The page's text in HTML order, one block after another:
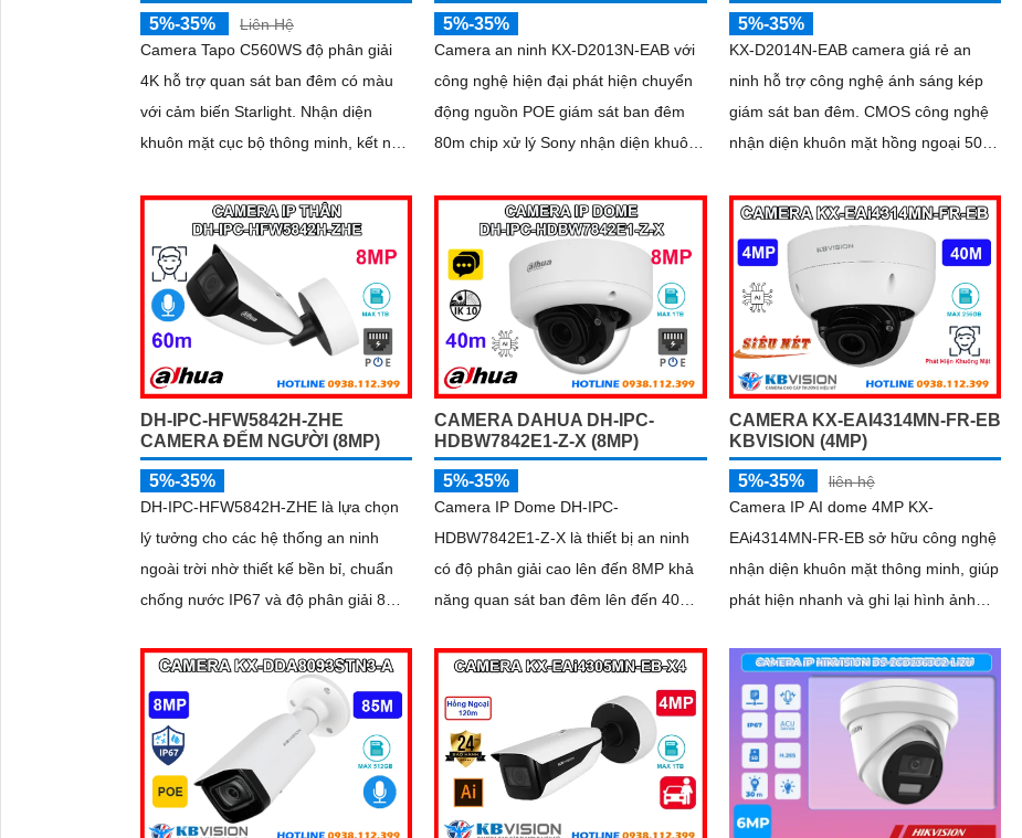
5%-35%
Liên Hệ
Camera Tapo C560WS độ phân giải
4K hỗ trợ quan sát ban đêm có màu
với cảm biến Starlight. Nhận diện
khuôn mặt cục bộ thông minh, kết nối
5%-35%
Camera an ninh KX-D2013N-EAB với
công nghệ hiện đại phát hiện chuyển
động nguồn POE giám sát ban đêm
80m chip xử lý Sony nhận diện khuôn
rào ảo hình ảnh sắc nét 2.0 MP H
5%-35%
KX-D2014N-EAB camera giá rẻ an
ninh hỗ trợ công nghệ ánh sáng kép
giám sát ban đêm. CMOS công nghệ
nhận diện khuôn mặt hồng ngoại 50m
nối IP POE dễ dàng công nghệ
Starlight hỗ trợ hình ảnh sắc nét 2
DH-IPC-HFW5842H-ZHE
CAMERA ĐẾM NGƯỜI (8MP)
5%-35%
DH-IPC-HFW5842H-ZHE là lựa chọn
lý tưởng cho các hệ thống an ninh
ngoài trời nhờ thiết kế bền bỉ, chuẩn
chống nước IP67 và độ phân giải 8MP
Camera tích hợp mic ghi âm, khe thẻ
nhớ hỗ trợ đến 1TB, hồng ngoại tầm
xa 60m và kết nối PoE giúp lắp đặt dễ
dàng, tiết kiệm chi phí
CAMERA DAHUA DH-IPC-
HDBW7842E1-Z-X (8MP)
5%-35%
Camera IP Dome DH-IPC-
HDBW7842E1-Z-X là thiết bị an ninh
có độ phân giải cao lên đến 8MP khả
năng quan sát ban đêm lên đến 40m,
thoại hai chiều, camera mang đến trải
nghiệm giám sát toàn diện. Đặc biệt,
các tính năng AI thông minh như nhận
diện khuôn mặt và đếm người giúp
nâng cao hiệu quả quản lý và an ninh
CAMERA KX-EAI4314MN-FR-EB
KBVISION (4MP)
5%-35%
liên hệ
Camera IP AI dome 4MP KX-
EAi4314MN-FR-EB sở hữu công nghệ
nhận diện khuôn mặt thông minh, giúp
phát hiện nhanh và ghi lại hình ảnh
40m, chống ngược sáng WDR 140dB,
camera đảm bảo chất lượng hình ảnh
vượt trội trong mọi điều kiện